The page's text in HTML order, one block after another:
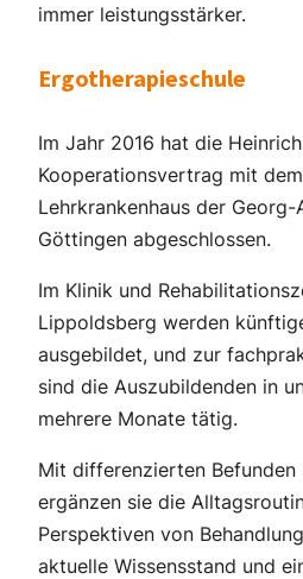
immer leistungsstärker.
Ergotherapieschule
Im Jahr 2016 hat die
Kooperationsvertrag mit
Lehrkrankenhaus der
Göttingen abgeschlossen.
Im Klinik und
Lippoldsberg werden
ausgebildet, und zur
sind die Auszubildenden in
mehrere Monate tätig.
Mit differenzierten Befunden
ergänzen sie die
Perspektiven von
aktuelle Wissensstand und